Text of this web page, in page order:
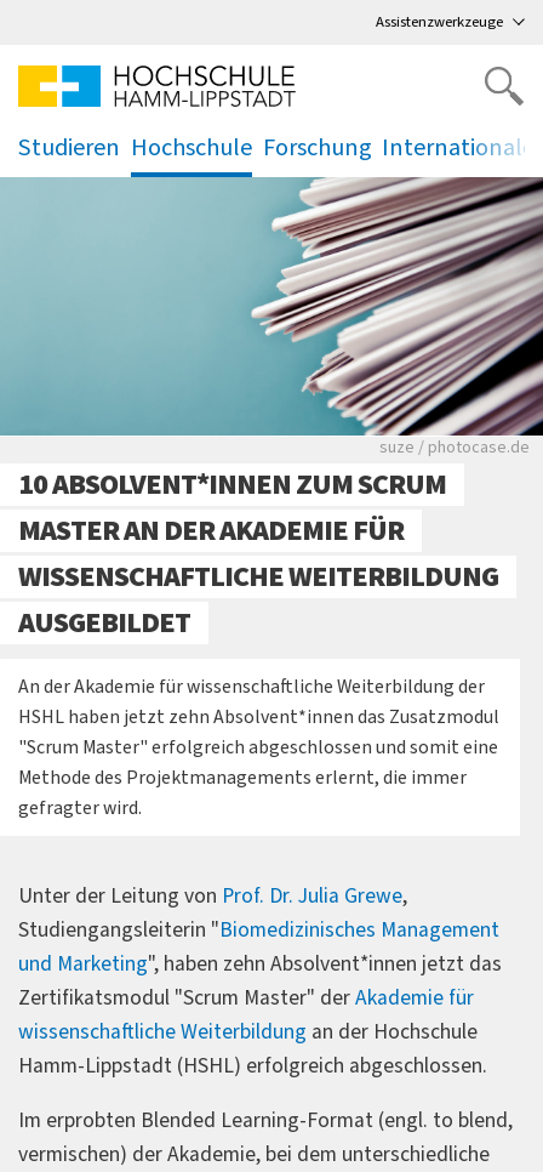
Assistenzwerkzeuge
Studieren
.
Hochschule
.
Forschung
. .
Viele Zeitungen.
suze / photocase.de
10 ABSOLVENT*INNEN ZUM SCRUM
MASTER AN DER AKADEMIE FÜR
WISSENSCHAFTLICHE WEITERBILDUNG
AUSGEBILDET
An der Akademie für wissenschaftliche Weiterbildung der
HSHL haben jetzt zehn Absolvent*innen das Zusatzmodul
"Scrum Master" erfolgreich abgeschlossen und somit eine
Methode des Projektmanagements erlernt, die immer
gefragter wird.
Unter der Leitung von Prof. Dr. Julia Grewe,
Studiengangsleiterin "Biomedizinisches Management
und Marketing", haben zehn Absolvent*innen jetzt das
Zertifikatsmodul "Scrum Master" derAkademie für
wissenschaftliche Weiterbildung an der Hochschule
Hamm-Lippstadt (HSHL) erfolgreich abgeschlossen.
Im erprobten Blended Learning-Format (engl. to blend,
vermischen) der Akademie, bei dem unterschiedliche